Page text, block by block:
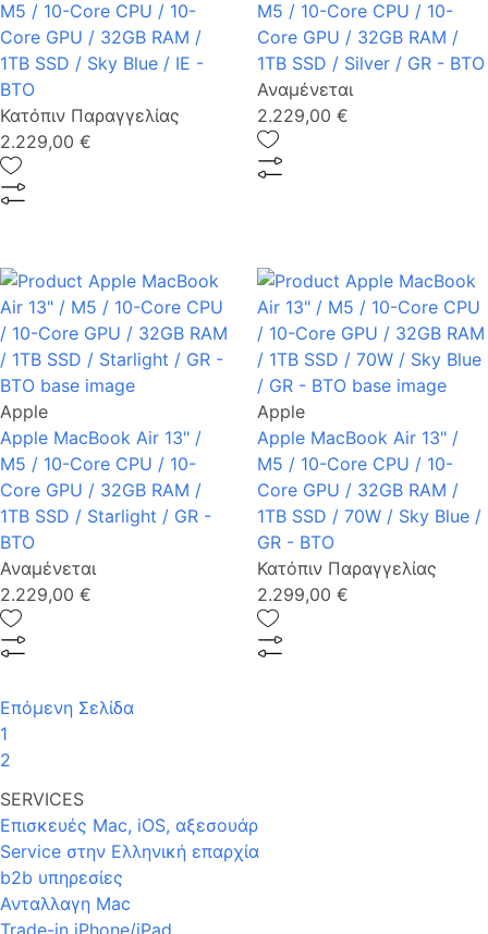
M5 / 10-Core CPU / 10-
Core GPU / 32GB RAM /
1TB SSD / Sky Blue / IE -
BTO
Κατόπιν Παραγγελίας
2.229,00 €
M5 / 10-Core CPU / 10-
Core GPU / 32GB RAM /
1TB SSD / Silver / GR - BTO
Αναμένεται
2.229,00 €
Apple
Apple MacBook Air 13" /
M5 / 10-Core CPU / 10-
Core GPU / 32GB RAM /
1TB SSD / Starlight / GR -
BTO
Αναμένεται
2.229,00 €
Apple
Apple MacBook Air 13" /
M5 / 10-Core CPU / 10-
Core GPU / 32GB RAM /
1TB SSD / 70W / Sky Blue /
GR - BTO
Κατόπιν Παραγγελίας
2.299,00 €
Επόμενη Σελίδα
1
2
SERVICES
Επισκευές Mac, iOS, αξεσουάρ
Service στην Eλληνική επαρχία
b2b υπηρεσίες
Ανταλλαγη Mac